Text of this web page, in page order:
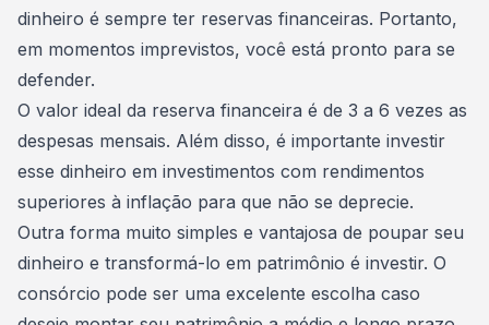
dinheiro é sempre ter reservas financeiras. Portanto,
em momentos imprevistos, você está pronto para se
defender.
O valor ideal da reserva financeira é de 3 a 6 vezes as
despesas mensais. Além disso, é importante investir
esse dinheiro em investimentos com rendimentos
superiores à inflação para que não se deprecie.
Outra forma muito simples e vantajosa de poupar seu
dinheiro e transformá-lo em patrimônio é investir. O
consórcio pode ser uma excelente escolha caso